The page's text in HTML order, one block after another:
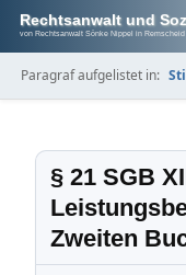
Rechtsanwalt und
von Rechtsanwalt Sönke Nippel in Remscheid
Paragraf aufgelistet in:
§ 21 SGB
Zweiten